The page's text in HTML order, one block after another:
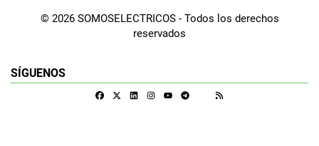
© 2026 SOMOSELECTRICOS - Todos los derechos
reservados
SÍGUENOS
FacebookLinkedinInstagramTelegram
Google Discover